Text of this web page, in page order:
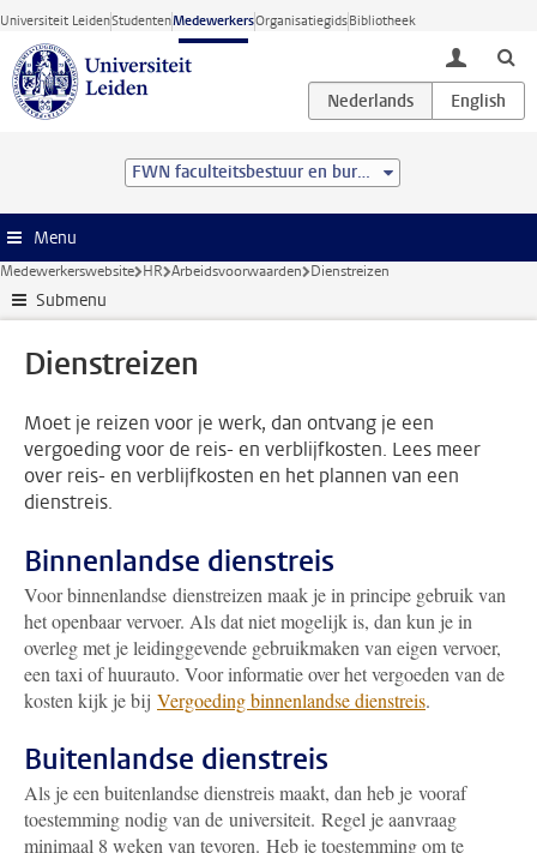
Ga direct naar de inhoud
Universiteit LeidenStudentenMedewerkersOrganisatiegidsBibliotheek
toggle
FWN faculteitsbestuur en bureau
Menu
Medewerkerswebsite HR Arbeidsvoorwaarden Dienstreizen
Submenu
Dienstreizen
Moet je reizen voor je werk, dan ontvang je een
vergoeding voor de reis- en verblijfkosten. Lees meer
over reis- en verblijfkosten en het plannen van een
dienstreis.
Binnenlandse dienstreis
Voor binnenlandse dienstreizen maak je in principe gebruik van
het openbaar vervoer. Als dat niet mogelijk is, dan kun je in
overleg met je leidinggevende gebruikmaken van eigen vervoer,
een taxi of huurauto. Voor informatie over het vergoeden van de
kosten kijk je bij Vergoeding binnenlandse dienstreis.
Buitenlandse dienstreis
Als je een buitenlandse dienstreis maakt, dan heb je vooraf
toestemming nodig van de universiteit. Regel je aanvraag
minimaal 8 weken van tevoren. Heb je toestemming om te